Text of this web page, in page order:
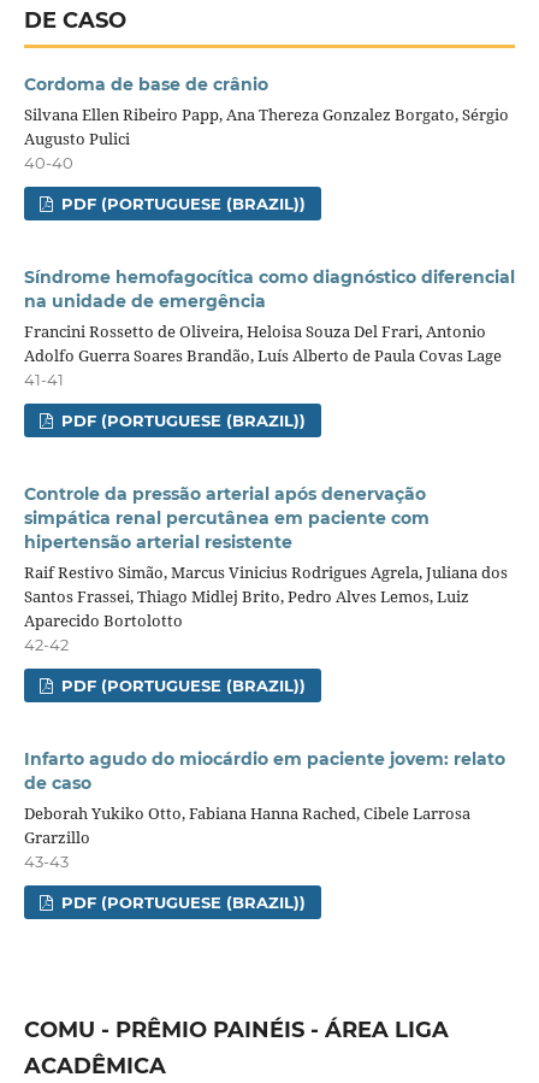
DE CASO
Cordoma de base de crânio
Silvana Ellen Ribeiro Papp, Ana Thereza Gonzalez Borgato, Sérgio
Augusto Pulici
40-40
PDF (PORTUGUESE (BRAZIL))
Síndrome hemofagocítica como diagnóstico diferencial
na unidade de emergência
Francini Rossetto de Oliveira, Heloisa Souza Del Frari, Antonio
Adolfo Guerra Soares Brandão, Luís Alberto de Paula Covas Lage
41-41
PDF (PORTUGUESE (BRAZIL))
Controle da pressão arterial após denervação
simpática renal percutânea em paciente com
hipertensão arterial resistente
Raif Restivo Simão, Marcus Vinicius Rodrigues Agrela, Juliana dos
Santos Frassei, Thiago Midlej Brito, Pedro Alves Lemos, Luiz
Aparecido Bortolotto
42-42
PDF (PORTUGUESE (BRAZIL))
Infarto agudo do miocárdio em paciente jovem: relato
de caso
Deborah Yukiko Otto, Fabiana Hanna Rached, Cibele Larrosa
Grarzillo
43-43
PDF (PORTUGUESE (BRAZIL))
COMU - PRÊMIO PAINÉIS - ÁREA LIGA
ACADÊMICA